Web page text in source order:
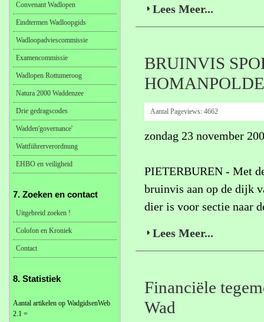
Lees Meer...
BRUINVIS
Aantal Pageviews: 4662
zondag 23 november
PIETERBUREN - Met
bruinvis aan op de dijk
dier is voor sectie naar
Lees Meer...
Financiële
Wad
Convenant Wadlopen
Eindtermen Wadloopgids
Wadloopadviescommissie
Examencommissie
Wadlopen Rottumeroog
Natura 2000 Waddenzee
Drie gedragscodes
Wadden'governance'
Wattführerverordnung
EHBO en veiligheid
7. Zoeken en contact
Uitgebreid zoeken !
Colofon en Kroniek
Contact
8. Statistiek
Aantal artikelen op WadgidsenWeb
2.1 =